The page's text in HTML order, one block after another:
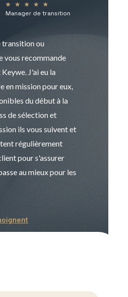
★ ★ ★ ★ ★
Manager de transition
transition ou
vous recommande
J'ai eu la
en mission pour eux,
du début à la
de sélection et
ils vous suivent et
régulièrement
pour s'assurer
au mieux pour les